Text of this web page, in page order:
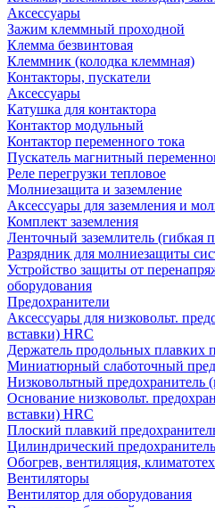
Аксессуары
Зажим клеммный проходной
Клемма безвинтовая
Клеммник (колодка клеммная)
Контакторы, пускатели
Аксессуары
Катушка для контактора
Контактор модульный
Контактор переменного тока
Пускатель магнитный
Реле перегрузки тепловое
Молниезащита и заземление
Аксессуары для заземления и
Комплект заземления
Ленточный заземлитель (гибкая
Разрядник для молниезащиты
Устройство защиты от
оборудования
Предохранители
Аксессуары для низковольт.
вставки) HRC
Держатель продольных плавких
Миниатюрный слаботочный
Низковольтный предохранитель
Основание низковольт.
вставки) HRC
Плоский плавкий
Цилиндрический предохранитель
Обогрев, вентиляция,
Вентиляторы
Вентилятор для оборудования